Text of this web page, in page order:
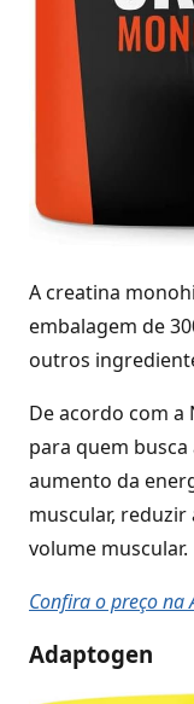
A creatina
embalagem de
outros
De acordo com a
para quem
aumento da
muscular,
volume muscular.
Confira o preço na
Adaptogen